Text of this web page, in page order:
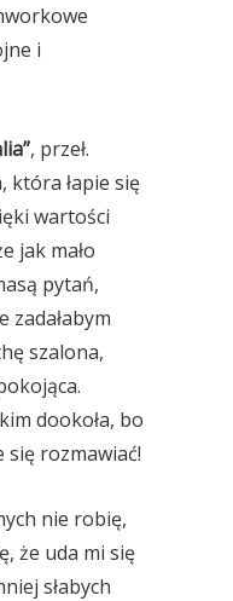
i
, przeł.
która łapie się
wartości
jak mało
pytań,
szalona,
dookoła, bo
rozmawiać!
nie robię,
że uda mi się
słabych